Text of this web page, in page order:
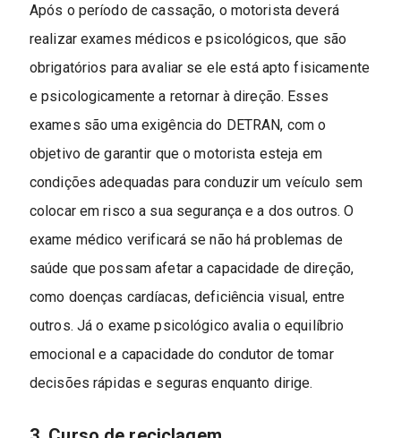
Após o período de cassação, o motorista deverá
realizar exames médicos e psicológicos, que são
obrigatórios para avaliar se ele está apto fisicamente
e psicologicamente a retornar à direção. Esses
exames são uma exigência do DETRAN, com o
objetivo de garantir que o motorista esteja em
condições adequadas para conduzir um veículo sem
colocar em risco a sua segurança e a dos outros. O
exame médico verificará se não há problemas de
saúde que possam afetar a capacidade de direção,
como doenças cardíacas, deficiência visual, entre
outros. Já o exame psicológico avalia o equilíbrio
emocional e a capacidade do condutor de tomar
decisões rápidas e seguras enquanto dirige.